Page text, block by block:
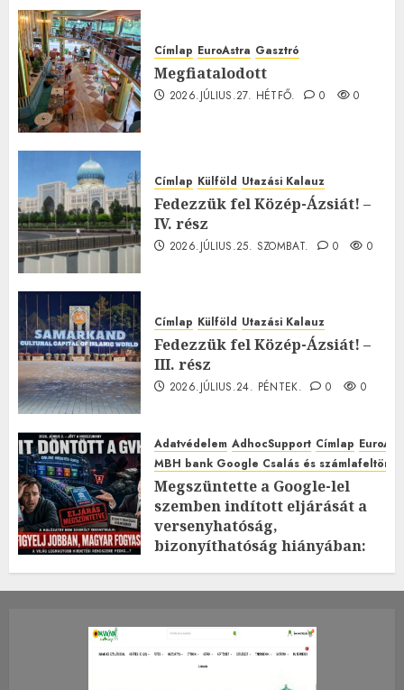
Címlap EuroAstra Gasztró
Megfiatalodott
2026.JÚLIUS.27. HÉTFŐ. 0 0
Címlap Külföld Utazási Kalauz
Fedezzük fel Közép-Ázsiát! –
IV. rész
2026.JÚLIUS.25. SZOMBAT. 0 0
Címlap Külföld Utazási Kalauz
Fedezzük fel Közép-Ázsiát! –
III. rész
2026.JÚLIUS.24. PÉNTEK. 0 0
Adatvédelem AdhocSupport Címlap
MBH bank Google Csalás és
Megszüntette a Google-lel
szemben indított eljárását a
versenyhatóság,
bizonyíthatóság hiányában:
2026.JÚLIUS.23. CSÜTÖRTÖK.
0